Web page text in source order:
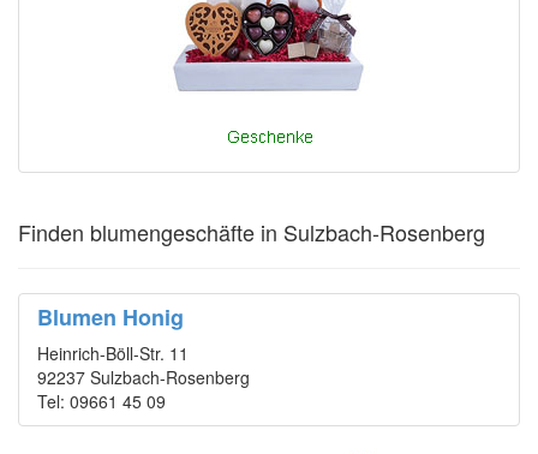
Finden blumengeschäfte in Sulzbach-Rosenberg
Blumen Honig
Heinrich-Böll-Str. 11
92237 Sulzbach-Rosenberg
Tel: 09661 45 09